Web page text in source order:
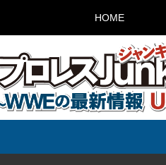
HOME